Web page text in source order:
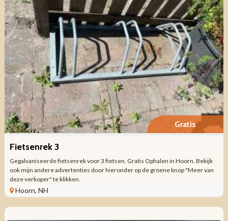
Gratis
Fietsenrek 3
Gegalvaniseerde fietsenrek voor 3 fietsen. Gratis Ophalen in Hoorn. Bekijk
ook mijn andere advertenties door hieronder op de groene knop "Meer van
deze verkoper" te klikken.
Hoorn, NH